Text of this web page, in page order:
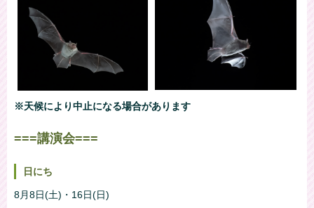
※天候により中止になる場合があります
===講演会===
日にち
8月8日(土)・16日(日)